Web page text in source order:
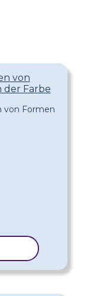
von
der Farbe